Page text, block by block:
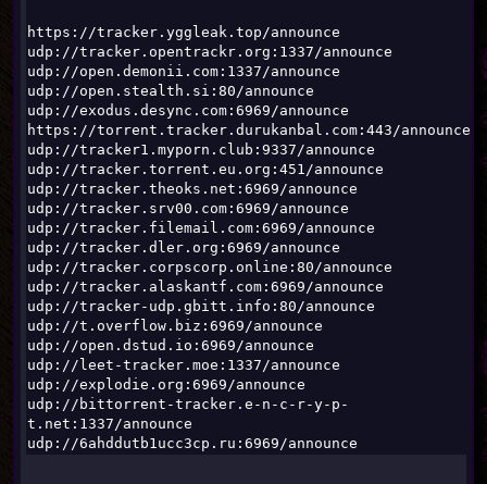
https://tracker.yggleak.top/announce
udp://tracker.opentrackr.org:1337/announce
udp://open.demonii.com:1337/announce
udp://open.stealth.si:80/announce
udp://exodus.desync.com:6969/announce
https://torrent.tracker.durukanbal.com:443/announce
udp://tracker1.myporn.club:9337/announce
udp://tracker.torrent.eu.org:451/announce
udp://tracker.theoks.net:6969/announce
udp://tracker.srv00.com:6969/announce
udp://tracker.filemail.com:6969/announce
udp://tracker.dler.org:6969/announce
udp://tracker.corpscorp.online:80/announce
udp://tracker.alaskantf.com:6969/announce
udp://tracker-udp.gbitt.info:80/announce
udp://t.overflow.biz:6969/announce
udp://open.dstud.io:6969/announce
udp://leet-tracker.moe:1337/announce
udp://explodie.org:6969/announce
udp://bittorrent-tracker.e-n-c-r-y-p-
t.net:1337/announce
udp://6ahddutb1ucc3cp.ru:6969/announce